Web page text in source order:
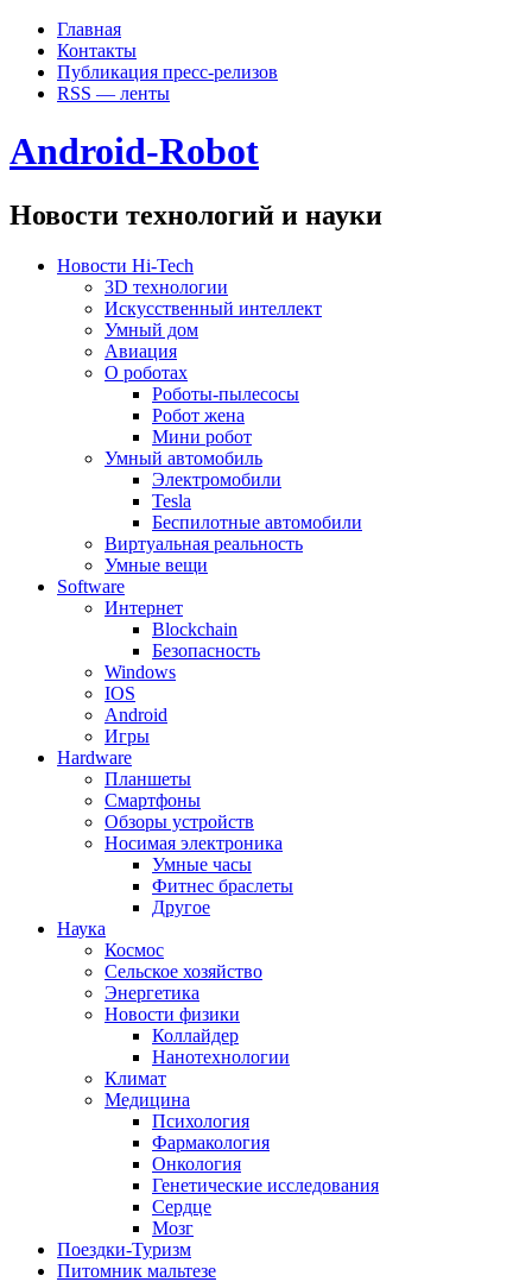
Главная
Контакты
Публикация пресс-релизов
RSS — ленты
Android-Robot
Новости технологий и науки
Новости Hi-Tech
3D технологии
Искусственный интеллект
Умный дом
Авиация
О роботах
Роботы-пылесосы
Робот жена
Мини робот
Умный автомобиль
Электромобили
Tesla
Беспилотные автомобили
Виртуальная реальность
Умные вещи
Software
Интернет
Blockchain
Безопасность
Windows
IOS
Android
Игры
Hardware
Планшеты
Смартфоны
Обзоры устройств
Носимая электроника
Умные часы
Фитнес браслеты
Другое
Наука
Космос
Сельское хозяйство
Энергетика
Новости физики
Коллайдер
Нанотехнологии
Климат
Медицина
Психология
Фармакология
Онкология
Генетические исследования
Сердце
Мозг
Поездки-Туризм
Питомник мальтезе